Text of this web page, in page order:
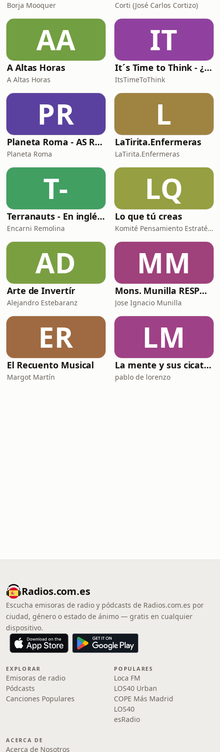
Borja Mooquer Corti (José Carlos Cortizo)
AA
A Altas Horas
A Altas Horas
IT
It´s Time to Think - ¿Nos paramos a pensar?
ItsTimeToThink
PR
Planeta Roma - AS Roma Podcast en Español
Planeta Roma
L
LaTirita.Enfermeras
LaTirita.Enfermeras
T-
Terranauts - En inglés y en español. Science and nature in 5 minutes
Encarni Remolina
LQ
Lo que tú creas
Komité Pensamiento Estratégico
AD
Arte de Invertír
Alejandro Estebaranz
MM
Mons. Munilla RESPONDE
Jose Ignacio Munilla
ER
El Recuento Musical
Margot Martín
LM
La mente y sus cicatrices
pablo de lorenzo
Radios.com.es
Escucha emisoras de radio y pódcasts de Radios.com.es por
ciudad, género o estado de ánimo — gratis en cualquier
dispositivo.
EXPLORAR
Emisoras de radio
Pódcasts
Canciones Populares
POPULARES
Loca FM
LOS40 Urban
COPE Más Madrid
LOS40
esRadio
ACERCA DE
Acerca de Nosotros